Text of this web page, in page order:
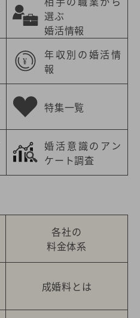
選ぶ
婚活情報
年収別の婚活情
報
特集一覧
婚活意識のアン
ケート調査
各社の
料金体系
成婚料とは